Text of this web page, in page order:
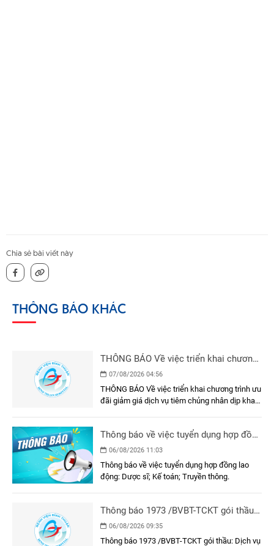
Chia sẻ bài viết này
THÔNG BÁO KHÁC
THÔNG BÁO Về việc triển khai chương
trình ưu đãi giảm giá dịch vụ tiêm
chủng nhân dịp khai trương Phòng Tiêm
chủng - Bệnh viện Đa khoa Bình Thuận
07/08/2026 04:56
THÔNG BÁO Về việc triển khai chương trình ưu
đãi giảm giá dịch vụ tiêm chủng nhân dịp khai
Thông báo về việc tuyển dụng hợp đồng
lao động
06/08/2026 11:03
Thông báo về việc tuyển dụng hợp đồng lao
động: Dược sĩ; Kế toán; Truyền thông.
Thông báo 1973 /BVBT-TCKT gói thầu:
Dịch vụ thu gom, vận chuyển
06/08/2026 09:35
Thông báo 1973 /BVBT-TCKT gói thầu: Dịch vụ